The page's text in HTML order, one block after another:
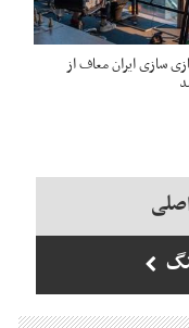
سازی ایران معاف از